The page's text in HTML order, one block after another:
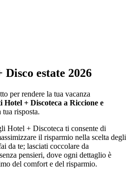
estate 2026
per rendere la tua vacanza
Hotel + Discoteca a Riccione e
tua risposta.
Hotel + Discoteca ti consente di
il risparmio nella scelta degli
da te; lasciati coccolare da
pensieri, dove ogni dettaglio è
del comfort e del risparmio.